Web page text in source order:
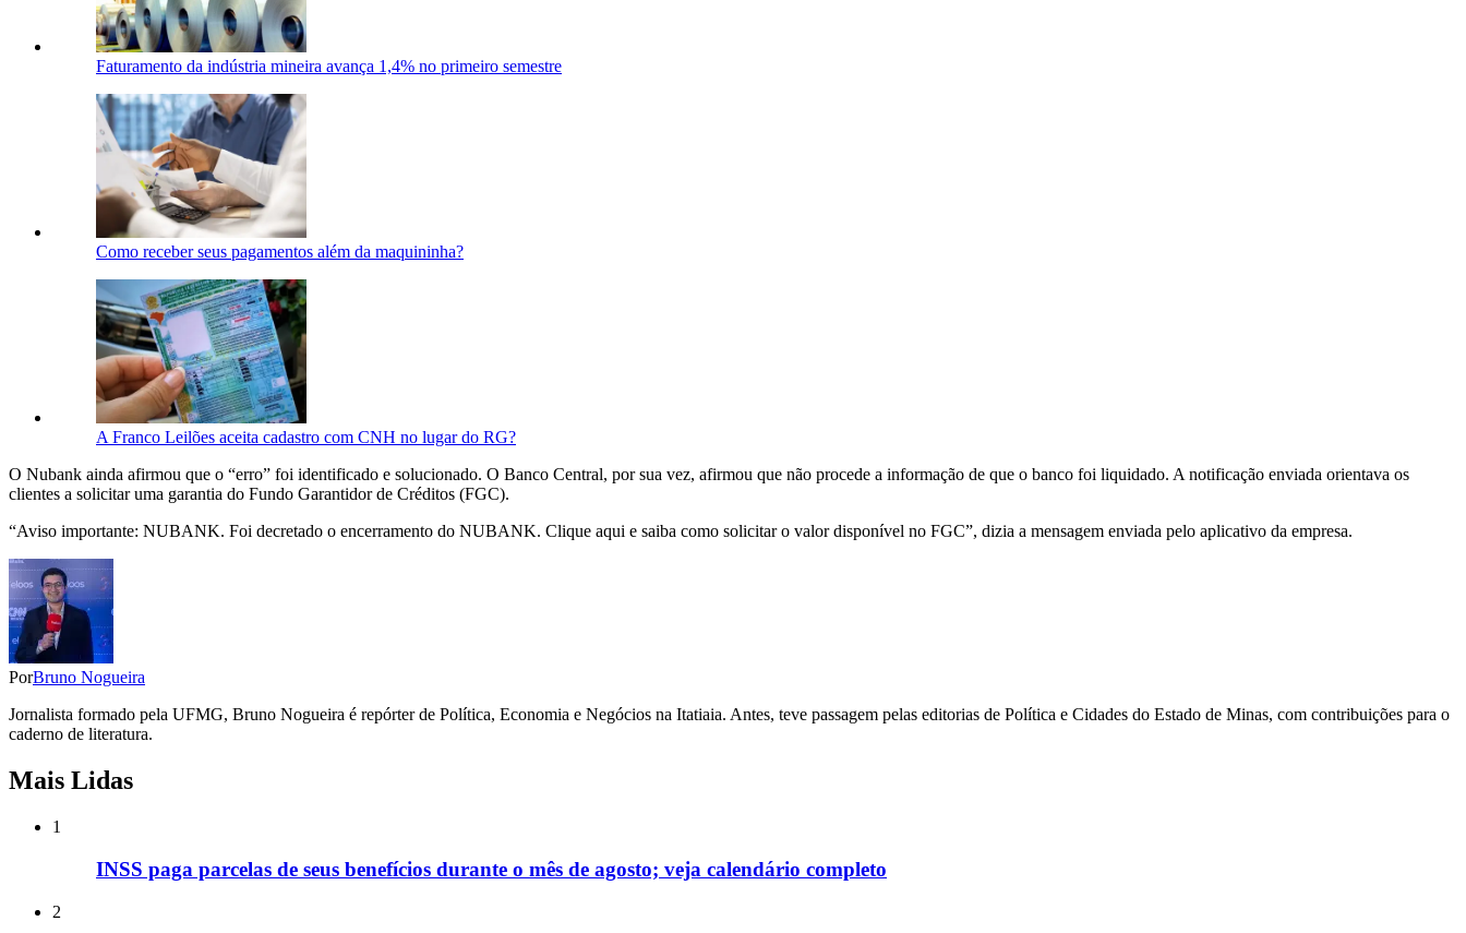
Faturamento da indústria mineira avança 1,4% no primeiro semestre
Como receber seus pagamentos além da maquininha?
A Franco Leilões aceita cadastro com CNH no lugar do RG?
O Nubank ainda afirmou que o “erro” foi identificado e solucionado. O Banco Central, por sua vez, afirmou que não procede a informação de que o banco foi liquidado. A notificação enviada orientava os
clientes a solicitar uma garantia do Fundo Garantidor de Créditos (FGC).
“Aviso importante: NUBANK. Foi decretado o encerramento do NUBANK. Clique aqui e saiba como solicitar o valor disponível no FGC”, dizia a mensagem enviada pelo aplicativo da empresa.
PorBruno Nogueira
Jornalista formado pela UFMG, Bruno Nogueira é repórter de Política, Economia e Negócios na Itatiaia. Antes, teve passagem pelas editorias de Política e Cidades do Estado de Minas, com contribuições para o
caderno de literatura.
Mais Lidas
1
INSS paga parcelas de seus benefícios durante o mês de agosto; veja calendário completo
2